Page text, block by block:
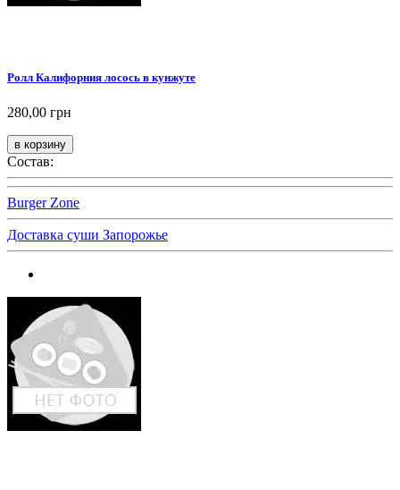
Ролл Калифорния лосось в кунжуте
280,00 грн
Состав:
Burger Zone
Доставка суши Запорожье